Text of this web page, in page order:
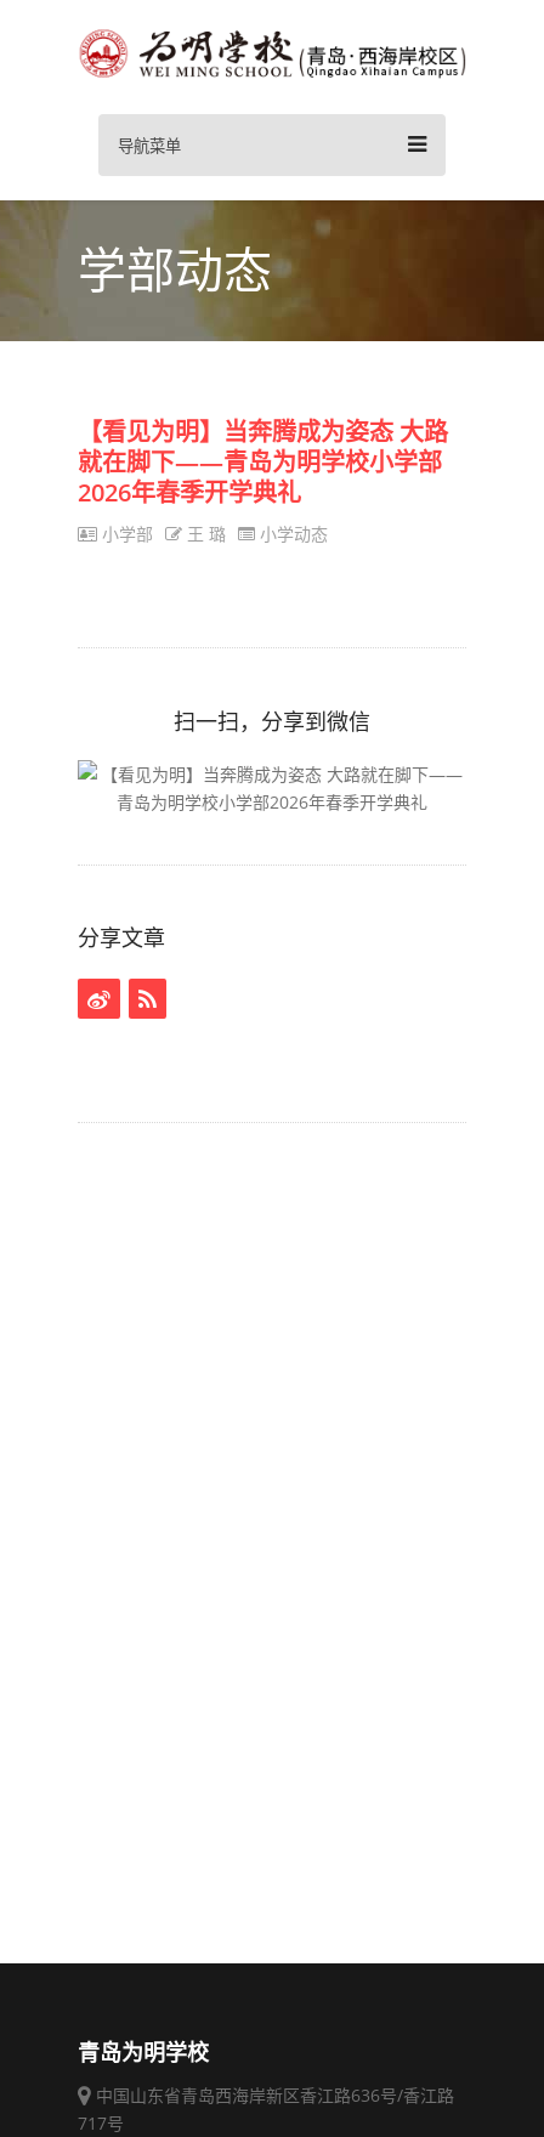
导航菜单
学部动态
【看见为明】当奔腾成为姿态 大路
就在脚下——青岛为明学校小学部
2026年春季开学典礼
小学部 王 璐 小学动态
扫一扫，分享到微信
分享文章
青岛为明学校
中国山东省青岛西海岸新区香江路636号/香江路
717号